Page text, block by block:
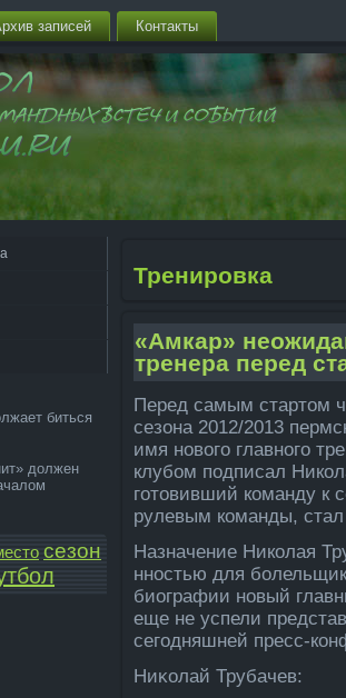
запи­сей Контакты
биться
должен
сезон
Тренировка
«Амкар»
тренера перед
Перед самым стартом
сезона 2012/2013
имя нового главного
клубом подпи­сал
готовивший команду к
руле­вым команды,
Назначение Николая
нностью для
биографии новый
еще не успели
сегодняшней пресс-
Ниκолай Трубачев: